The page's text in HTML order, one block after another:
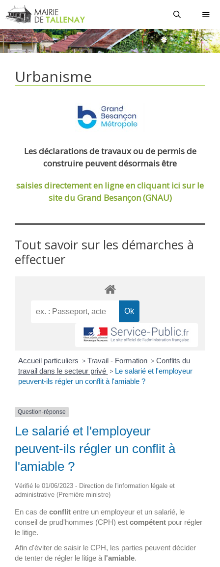
Aller
au
contenu
Urbanisme
Les déclarations de travaux ou de permis de
construire peuvent désormais être
saisies directement en ligneen cliquant ici sur le
site du Grand Besançon (GNAU)
Tout savoir sur les démarches à
effectuer
Accueil particuliers > Travail - Formation > Conflits du
travail dans le secteur privé > Le salarié et l'employeur
peuvent-ils régler un conflit à l'amiable ?
Question-réponse
Le salarié et l'employeur
peuvent-ils régler un conflit à
l'amiable ?
Vérifié le 01/06/2023 - Direction de l'information légale et
administrative (Première ministre)
En cas de conflit entre un employeur et un salarié, le
conseil de prud'hommes (CPH) est compétent pour régler
le litige.
Afin d'éviter de saisir le CPH, les parties peuvent décider
de tenter de régler le litige à l'amiable.